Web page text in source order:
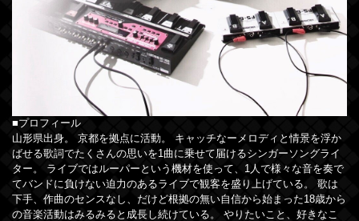
■プロフィール
山形県出身。 京都を拠点に活動。 キャッチなーメロディと情景を浮か
ばせる歌詞でたくさんの思いを1曲に乗せて届けるシンガーソングライ
ター。 ライブではルーパーという機材を使って、1人で様々な音を奏で
てバンドに負けない迫力のあるライブで観客を盛り上げている。 歌は
下手、作曲のセンスなし、だけど根拠の無い自信から始まった18歳から
の音楽活動はみるみると成長し続けている。 やりたいこと、好きなこ